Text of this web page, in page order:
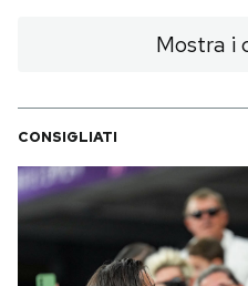
AREA PERSONALE
Area Personale
Newsletter
Notifiche mobile
Mostra i
CONSIGLIATI